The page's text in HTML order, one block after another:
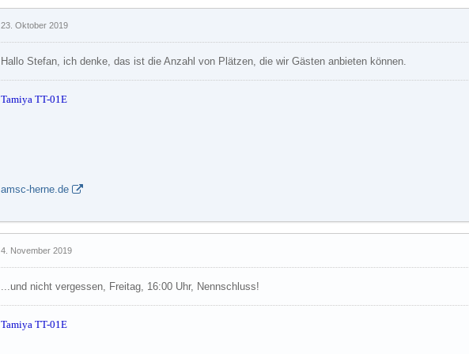
23. Oktober 2019
Hallo Stefan, ich denke, das ist die Anzahl von Plätzen, die wir Gästen anbieten können.
Tamiya TT-01E
amsc-herne.de
4. November 2019
...und nicht vergessen, Freitag, 16:00 Uhr, Nennschluss!
Tamiya TT-01E